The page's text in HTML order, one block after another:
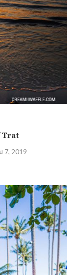
Trat
7, 2019